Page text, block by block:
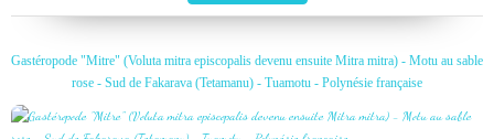
Gastéropode "Mitre" (Voluta mitra episcopalis devenu ensuite Mitra mitra) - Motu au sable
rose - Sud de Fakarava (Tetamanu) - Tuamotu - Polynésie française